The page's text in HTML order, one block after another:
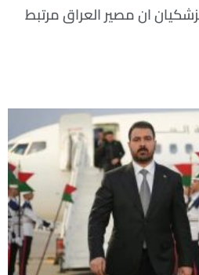
ان مصير العراق مرتبط